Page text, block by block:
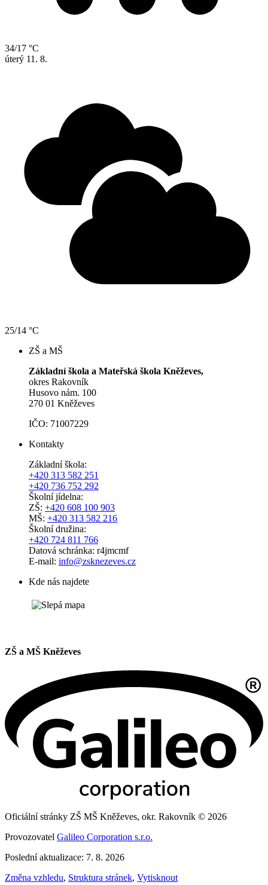
34/17 °C
úterý 11. 8.
25/14 °C
ZŠ a MŠ
Základní škola a Mateřská škola Kněževes,
okres Rakovník
Husovo nám. 100
270 01 Kněževes
IČO: 71007229
Kontakty
Základní škola:
+420 313 582 251
+420 736 752 292
Školní jídelna:
ZŠ: +420 608 100 903
MŠ: +420 313 582 216
Školní družina:
+420 724 811 766
Datová schránka: r4jmcmf
E-mail: info@zsknezeves.cz
Kde nás najdete
ZŠ a MŠ Kněževes
Oficiální stránky ZŠ MŠ Kněževes, okr. Rakovník © 2026
Provozovatel Galileo Corporation s.r.o.
Poslední aktualizace: 7. 8. 2026
Změna vzhledu, Struktura stránek, Vytisknout